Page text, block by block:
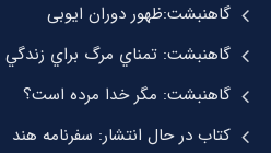
گاهنبشت:ظهور دوران ايوبی
گاهنبشت: تمناي مرگ براي زندگي
گاهنبشت: مگر خدا مرده است؟
کتاب در حال انتشار: سفرنامه هند